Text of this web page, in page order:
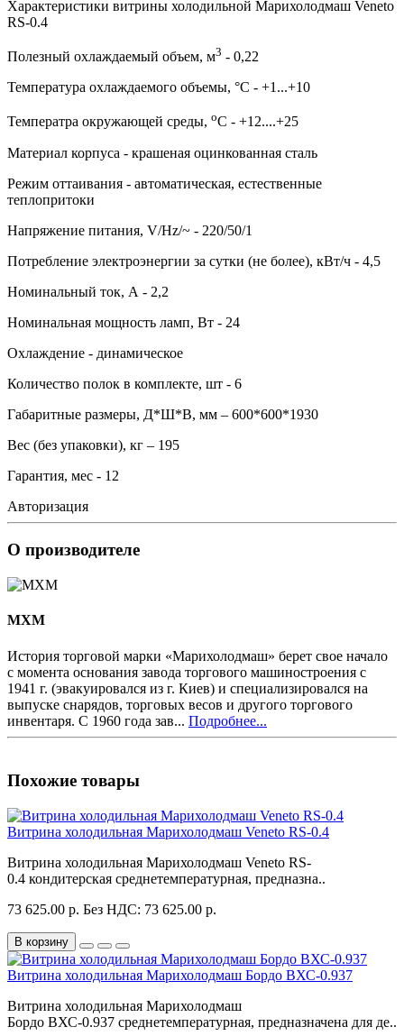
Характеристики витрины холодильной Марихолодмаш Veneto
RS-0.4
Полезный охлаждаемый объем, м3 - 0,22
Температура охлаждаемого объемы, °С - +1...+10
Температра окружающей среды, оС - +12....+25
Материал корпуса - крашеная оцинкованная сталь
Режим оттаивания - автоматическая, естественные
теплопритоки
Напряжение питания, V/Hz/~ - 220/50/1
Потребление электроэнергии за сутки (не более), кВт/ч - 4,5
Номинальный ток, А - 2,2
Номинальная мощность ламп, Вт - 24
Охлаждение - динамическое
Количество полок в комплекте, шт - 6
Габаритные размеры, Д*Ш*В, мм – 600*600*1930
Вес (без упаковки), кг – 195
Гарантия, мес - 12
Авторизация
О производителе
MXM
История торговой марки «Марихолодмаш» берет свое начало
с момента основания завода торгового машиностроения с
1941 г. (эвакуировался из г. Киев) и специализировался на
выпуске снарядов, торговых весов и другого торгового
инвентаря. С 1960 года зав... Подробнее...
Похожие товары
Витрина холодильная Марихолодмаш Veneto RS-0.4
Витрина холодильная Марихолодмаш Veneto RS-
0.4 кондитерская среднетемпературная, предназна..
73 625.00 р. Без НДС: 73 625.00 р.
В корзину
Витрина холодильная Марихолодмаш Бордо ВХС-0.937
Витрина холодильная Марихолодмаш
Бордо ВХС-0.937 среднетемпературная, предназначена для де..